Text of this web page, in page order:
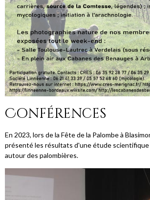
Conférences
En 2023, lors de la Fête de la Palombe à
présenté les résultats d'une étude
autour des palombières.